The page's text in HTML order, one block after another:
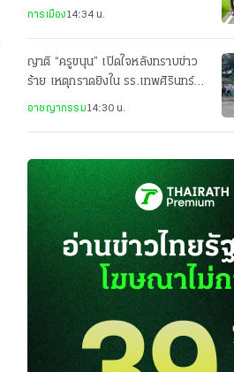
การเมือง14:34 น.
ญาติ “ครูขนุน” เปิดใจหลังทราบข่าว
ร้าย เหตุกราดยิงใน รร.เทพศิรินทร์
อาชญากรรม14:30 น.